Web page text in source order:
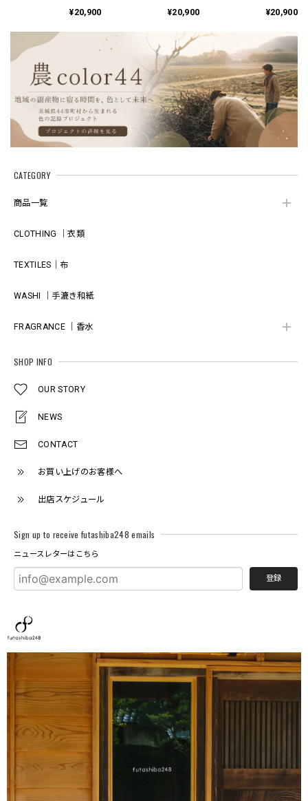
CATEGORY
商品一覧
CLOTHING ｜衣類
TEXTILES｜布
WASHI ｜手漉き和紙
FRAGRANCE ｜香水
SHOP INFO
OUR STORY
NEWS
CONTACT
お買い上げのお客様へ
出店スケジュール
Sign up to receive futashiba248 emails
ニュースレターはこちら
登録
｜ニッチフレグランス
futashiba248
¥20,900
チフレグランス 正規取
¥20,900
レグランス 正規取扱店
¥20,900